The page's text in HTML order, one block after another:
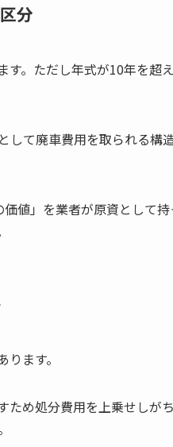
分
す。ただし年式が10年を超
て廃車費用を取られる構
値」を業者が原資として持
ます。
め処分費用を上乗せしが